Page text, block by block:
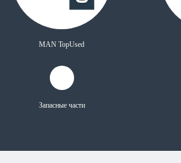
MAN TopUsed
Запасные части